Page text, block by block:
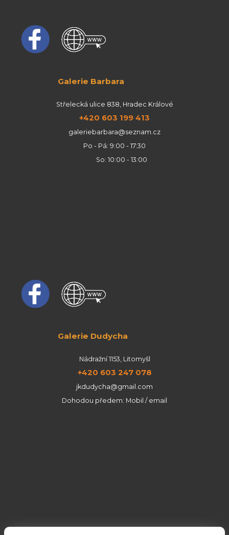
Galerie Barbara
Střelecká ulice 838, Hradec Králové
+420 603 199 413
galeriebarbara@seznam.cz
Po - Pá: 9:00 - 17:30
So: 10:00 - 13:00
Galerie Dudycha
Nádražní 1153, Litomyšl
+420 603 247 078
jkdudycha@gmail.com
Dohodou předem: Mobil / email